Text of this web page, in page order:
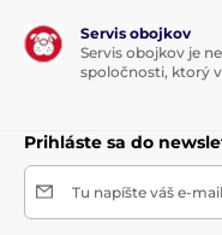
Servis obojkov
Servis obojkov je
spoločnosti, ktorý
Prihláste sa do
Tu napíšte váš e-mail